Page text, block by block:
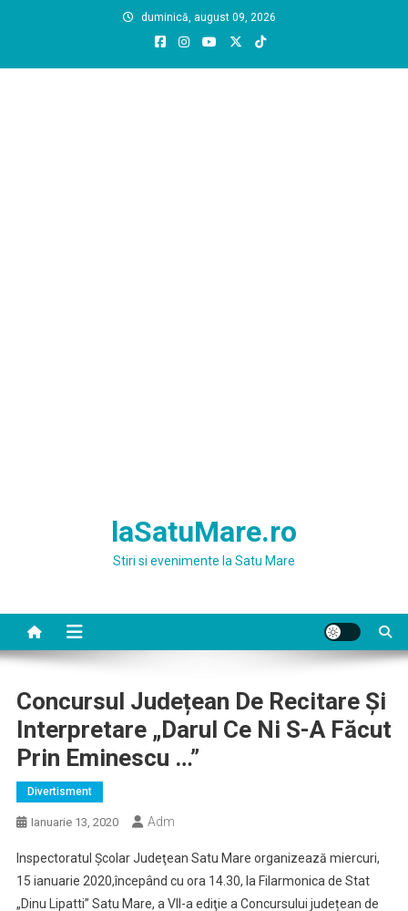
duminică, august 09, 2026
laSatuMare.ro
Stiri si evenimente la Satu Mare
Concursul Județean De Recitare Și
Interpretare „Darul Ce Ni S-A Făcut
Prin Eminescu …”
Divertisment
Ianuarie 13, 2020 Adm
Inspectoratul Şcolar Judeţean Satu Mare organizează miercuri,
15 ianuarie 2020,începând cu ora 14.30, la Filarmonica de Stat
„Dinu Lipatti” Satu Mare, a VII-a ediţie a Concursului județean de